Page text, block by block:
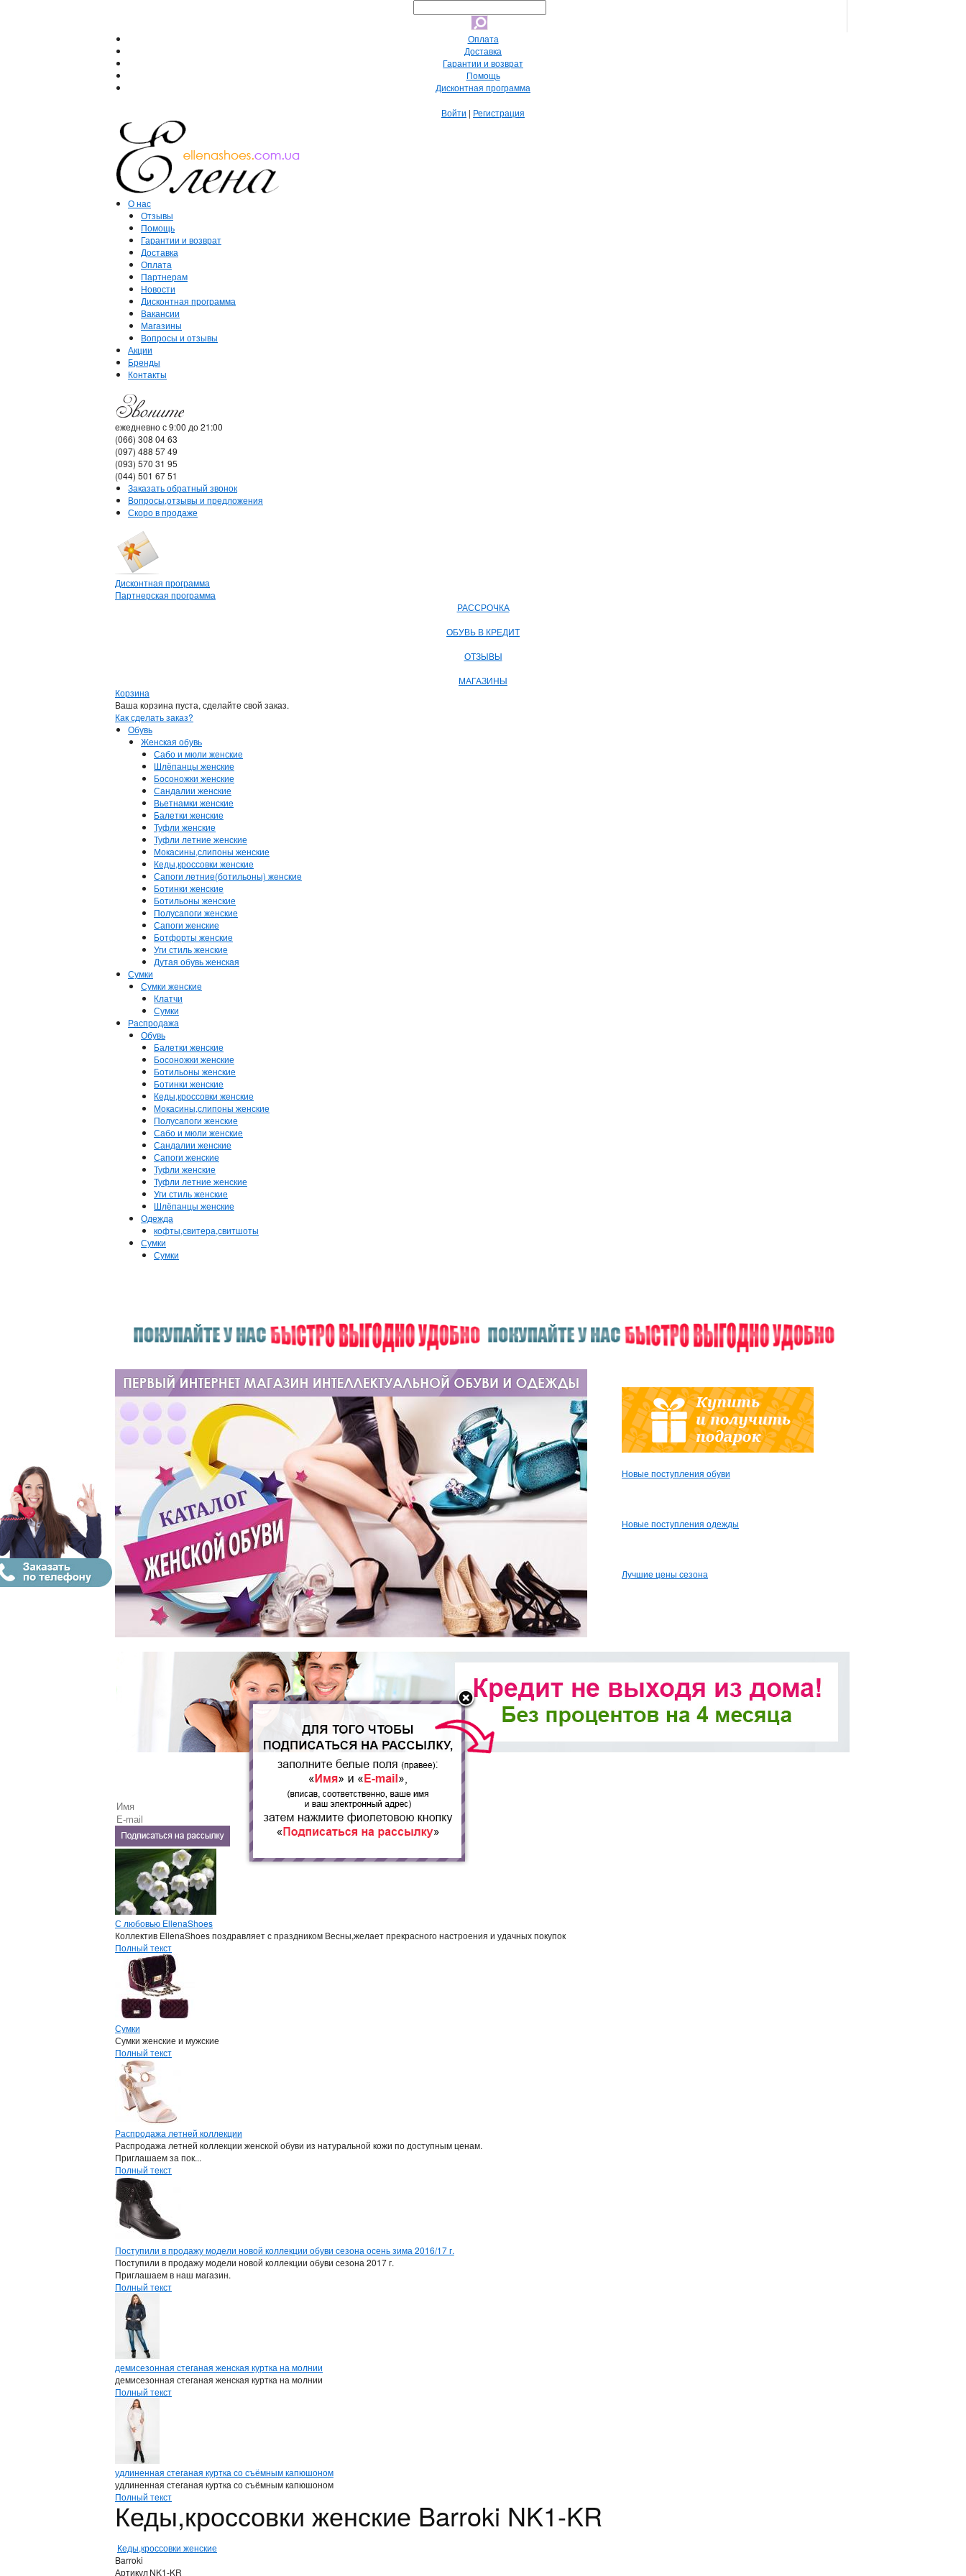
Оплата
Доставка
Гарантии и возврат
Помощь
Дисконтная программа
Войти | Регистрация
О нас
Отзывы
Помощь
Гарантии и возврат
Доставка
Оплата
Партнерам
Новости
Дисконтная программа
Вакансии
Магазины
Вопросы и отзывы
Акции
Бренды
Контакты
ежедневно с 9:00 до 21:00
(066) 308 04 63
(097) 488 57 49
(093) 570 31 95
(044) 501 67 51
Заказать обратный звонок
Вопросы,отзывы и предложения
Скоро в продаже
Дисконтная программа
Партнерская программа
РАССРОЧКА
ОБУВЬ В КРЕДИТ
ОТЗЫВЫ
МАГАЗИНЫ
Корзина
Ваша корзина пуста, сделайте свой заказ.
Как сделать заказ?
Обувь
Женская обувь
Сабо и мюли женские
Шлёпанцы женские
Босоножки женские
Сандалии женские
Вьетнамки женские
Балетки женские
Туфли женские
Туфли летние женские
Мокасины,слипоны женские
Кеды,кроссовки женские
Сапоги летние(ботильоны) женские
Ботинки женские
Ботильоны женские
Полусапоги женские
Сапоги женские
Ботфорты женские
Уги стиль женские
Дутая обувь женская
Сумки
Сумки женские
Клатчи
Сумки
Распродажа
Обувь
Балетки женские
Босоножки женские
Ботильоны женские
Ботинки женские
Кеды,кроссовки женские
Мокасины,слипоны женские
Полусапоги женские
Сабо и мюли женские
Сандалии женские
Сапоги женские
Туфли женские
Туфли летние женские
Уги стиль женские
Шлёпанцы женские
Одежда
кофты,свитера,свитшоты
Сумки
Сумки
Новые поступления обуви
Новые поступления одежды
Лучшие цены сезона
С любовью EllenaShoes
Коллектив EllenaShoes поздравляет с праздником Весны,желает прекрасного настроения и удачных покупок
Полный текст
Сумки
Сумки женские и мужские
Полный текст
Распродажа летней коллекции
Распродажа летней коллекции женской обуви из натуральной кожи по доступным ценам.
Приглашаем за пок...
Полный текст
Поступили в продажу модели новой коллекции обуви сезона осень зима 2016/17 г.
Поступили в продажу модели новой коллекции обуви сезона 2017 г.
Приглашаем в наш магазин.
Полный текст
демисезонная стеганая женская куртка на молнии
демисезонная стеганая женская куртка на молнии
Полный текст
удлиненная стеганая куртка со съёмным капюшоном
удлиненная стеганая куртка со съёмным капюшоном
Полный текст
Кеды,кроссовки женские Barroki NK1-KR
Кеды,кроссовки женские
Barroki
АртикулNK1-KR